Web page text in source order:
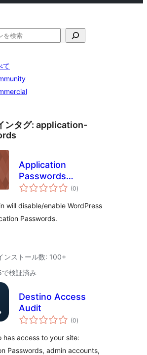
て
ンタグ: application-
Application
Passwords
Manager
(0個
の
価
)
will disable/enable WordPress
Passwords.
ンストール数: 100+
で検証済み
Destino Access
Audit
(0個
の
価
)
has access to your site:
Passwords, admin accounts,